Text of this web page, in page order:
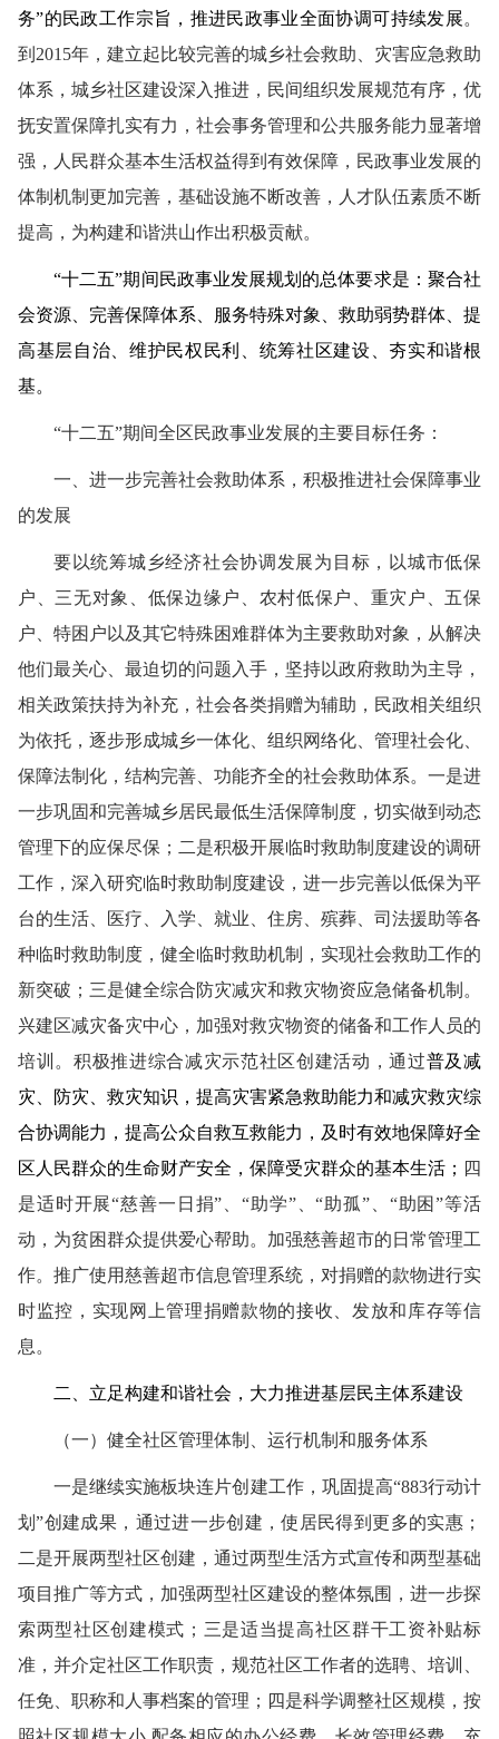
务”的民政工作宗旨， 推进民政事业全面协调可持续发展。
到2015年，建立起比较完善的城乡社会救助、灾害应急救助
体系，城乡社区建设深入推进，民间组织发展规范有序，优
抚安置保障扎实有力，社会事务管理和公共服务能力显著增
强，人民群众基本生活权益得到有效保障，民政事业发展的
体制机制更加完善，基础设施不断改善，人才队伍素质不断
提高，为构建和谐洪山作出积极贡献。
“十二五”期间民政事业发展规划的总体要求是：聚合社
会资源、完善保障体系、服务特殊对象、救助弱势群体、提
高基层自治、维护民权民利、统筹社区建设、夯实和谐根
基。
“十二五”期间全区民政事业发展的主要目标任务：
一、进一步完善社会救助体系，积极推进社会保障事业
的发展
要以统筹城乡经济社会协调发展为目标，以城市低保
户、三无对象、低保边缘户、农村低保户、重灾户、五保
户、特困户以及其它特殊困难群体为主要救助对象，从解决
他们最关心、最迫切的问题入手，坚持以政府救助为主导，
相关政策扶持为补充，社会各类捐赠为辅助，民政相关组织
为依托，逐步形成城乡一体化、组织网络化、管理社会化、
保障法制化，结构完善、功能齐全的社会救助体系。一是进
一步巩固和完善城乡居民最低生活保障制度，切实做到动态
管理下的应保尽保；二是积极开展临时救助制度建设的调研
工作，深入研究临时救助制度建设，进一步完善以低保为平
台的生活、医疗、入学、就业、住房、殡葬、司法援助等各
种临时救助制度，健全临时救助机制，实现社会救助工作的
新突破；三是健全综合防灾减灾和救灾物资应急储备机制。
兴建区减灾备灾中心，加强对救灾物资的储备和工作人员的
培训。积极推进综合减灾示范社区创建活动，通过普及减
灾、防灾、救灾知识，提高灾害紧急救助能力和减灾救灾综
合协调能力，提高公众自救互救能力，及时有效地保障好全
区人民群众的生命财产安全，保障受灾群众的基本生活； 四
是适时开展“慈善一日捐”、“助学”、“助孤”、“助困”等活
动，为贫困群众提供爱心帮助。加强慈善超市的日常管理工
作。推广使用慈善超市信息管理系统，对捐赠的款物进行实
时监控，实现网上管理捐赠款物的接收、发放和库存等信
息。
二、立足构建和谐社会，大力推进基层民主体系建设
（一）健全社区管理体制、运行机制和服务体系
一是继续实施板块连片创建工作，巩固提高“883行动计
划”创建成果，通过进一步创建，使居民得到更多的实惠；
二是开展两型社区创建，通过两型生活方式宣传和两型基础
项目推广等方式，加强两型社区建设的整体氛围，进一步探
索两型社区创建模式；三是适当提高社区群干工资补贴标
准，并介定社区工作职责，规范社区工作者的选聘、培训、
任免、职称和人事档案的管理；四是科学调整社区规模，按